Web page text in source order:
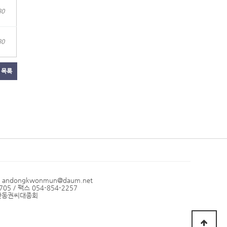
록
andongkwonmun@daum.net
/ 팩스 054-854-2257
권씨대종회